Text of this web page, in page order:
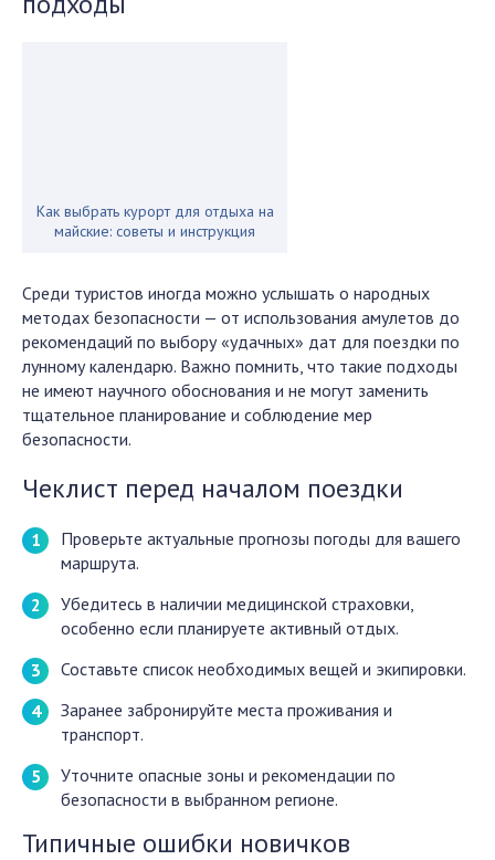
Как выбрать курорт для отдыха на
майские: советы и инструкция
Среди туристов иногда можно услышать о народных
методах безопасности — от использования амулетов до
рекомендаций по выбору «удачных» дат для поездки по
лунному календарю. Важно помнить, что такие подходы
не имеют научного обоснования и не могут заменить
тщательное планирование и соблюдение мер
безопасности.
Чеклист перед началом поездки
Проверьте актуальные прогнозы погоды для вашего
маршрута.
Убедитесь в наличии медицинской страховки,
особенно если планируете активный отдых.
Составьте список необходимых вещей и экипировки.
Заранее забронируйте места проживания и
транспорт.
Уточните опасные зоны и рекомендации по
безопасности в выбранном регионе.
Типичные ошибки новичков